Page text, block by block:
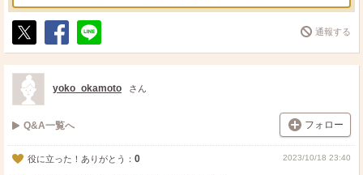
ポ
ス
ト
シ
ェ
送
る
通報する
yoko_okamoto さん
Q&A一覧へ フォロー
役に立った！ありがとう： 0 2023/10/18 23:40